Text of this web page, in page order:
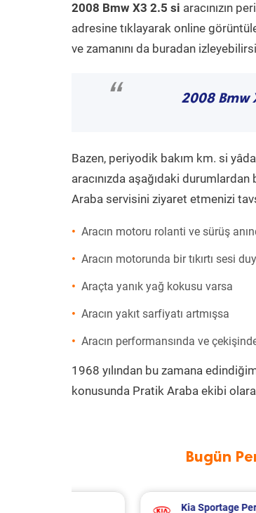
2008 Bmw X3 2.5 si aracınızın
adresine tıklayarak online
ve zamanını da buradan
“ 2008 Bmw
Bazen, periyodik bakım km. si
aracınızda aşağıdaki durumlardan
Araba servisini ziyaret etmenizi
Aracın motoru rolanti ve sürüş
Aracın motorunda bir tıkırtı sesi
Araçta yanık yağ kokusu varsa
Aracın yakıt sarfiyatı artmışsa
Aracın performansında ve
1968 yılından bu zamana
konusunda Pratik Araba ekibi
Bugün
Fiat Linea Periyodik